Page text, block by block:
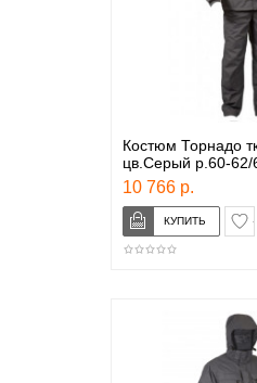
Костюм Торнадо
цв.Серый р.60-62/
10 766 р.